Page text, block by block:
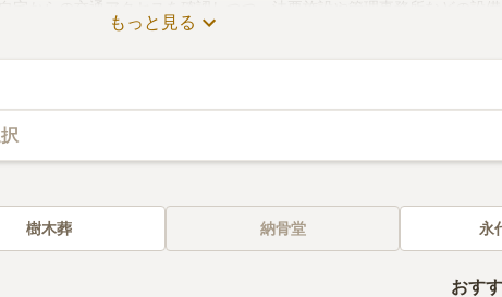
宅からの交通アクセスを確認しつつ、法要施設や管理事務所などの設備
ぶとよいでしょう。資料請求や見学予約が無料でできますので、活用
もっと見る
樹木葬 納骨堂 永
おす